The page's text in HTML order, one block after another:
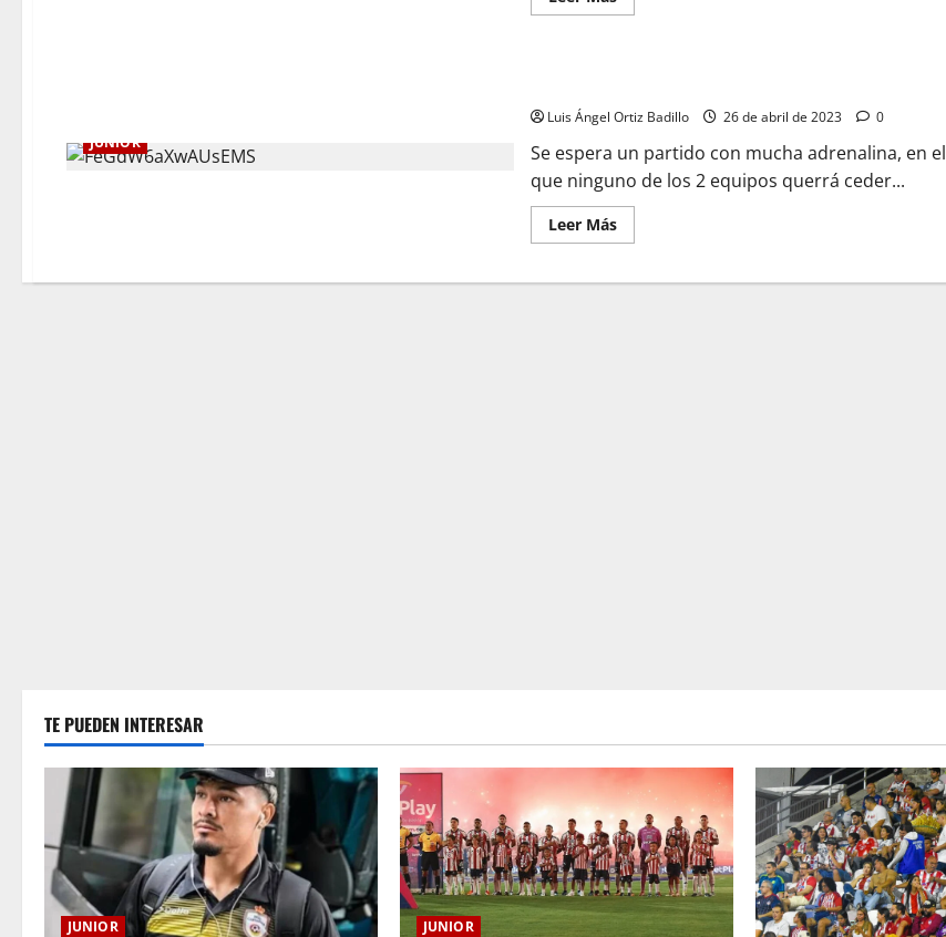
JUNIOR
Luis Ángel Ortiz Badillo 26 de abril de 2023 0
Se espera un partido con mucha adrenalina, en el
que ninguno de los 2 equipos querrá ceder...
Leer Más
TE PUEDEN INTERESAR
JUNIOR
JUNIOR